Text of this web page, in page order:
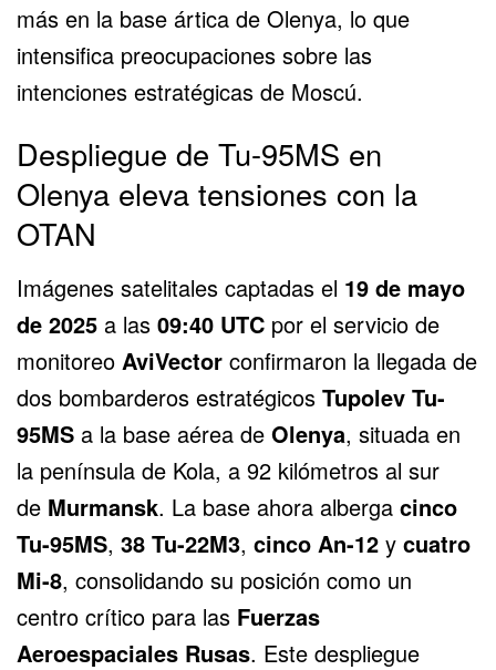
más en la base ártica de Olenya, lo que
intensifica preocupaciones sobre las
intenciones estratégicas de Moscú.
Despliegue de Tu-95MS en
Olenya eleva tensiones con la
OTAN
Imágenes satelitales captadas el 19 de mayo
de 2025 a las 09:40 UTC por el servicio de
monitoreo AviVector confirmaron la llegada de
dos bombarderos estratégicos Tupolev Tu-
95MS a la base aérea de Olenya, situada en
la península de Kola, a 92 kilómetros al sur
de Murmansk. La base ahora alberga cinco
Tu-95MS, 38 Tu-22M3, cinco An-12 y cuatro
Mi-8, consolidando su posición como un
centro crítico para las Fuerzas
Aeroespaciales Rusas. Este despliegue